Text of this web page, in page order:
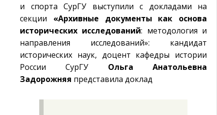
и спорта СурГУ выступили с докладами на
секции «Архивные документы как основа
исторических исследований: методология и
направления исследований»: кандидат
исторических наук, доцент кафедры истории
России СурГУ Ольга Анатольевна
Задорожняя представила доклад